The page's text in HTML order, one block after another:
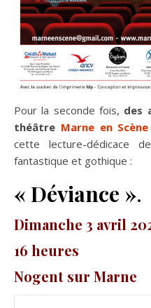
Pour la seconde fois, des
théâtre Marne en Scène
cette lecture-dédicace
fantastique et gothique :
« Déviance ».
Dimanche 3 avril
16 heures
Nogent sur Marne